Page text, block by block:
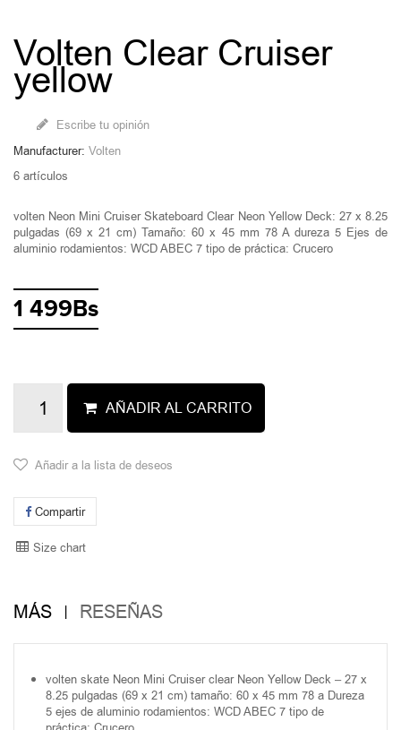
Volten Clear Cruiser
yellow
Escribe tu opinión
Manufacturer: Volten
6 artículos
volten Neon Mini Cruiser Skateboard Clear Neon Yellow Deck: 27 x 8.25
pulgadas (69 x 21 cm) Tamaño: 60 x 45 mm 78 A dureza 5 Ejes de
aluminio rodamientos: WCD ABEC 7 tipo de práctica: Crucero
1 499Bs
AÑADIR AL CARRITO
Añadir a la lista de deseos
Compartir
Size chart
MÁS RESEÑAS
volten skate Neon Mini Cruiser clear Neon Yellow Deck – 27 x
8.25 pulgadas (69 x 21 cm) tamaño: 60 x 45 mm 78 a Dureza
5 ejes de aluminio rodamientos: WCD ABEC 7 tipo de